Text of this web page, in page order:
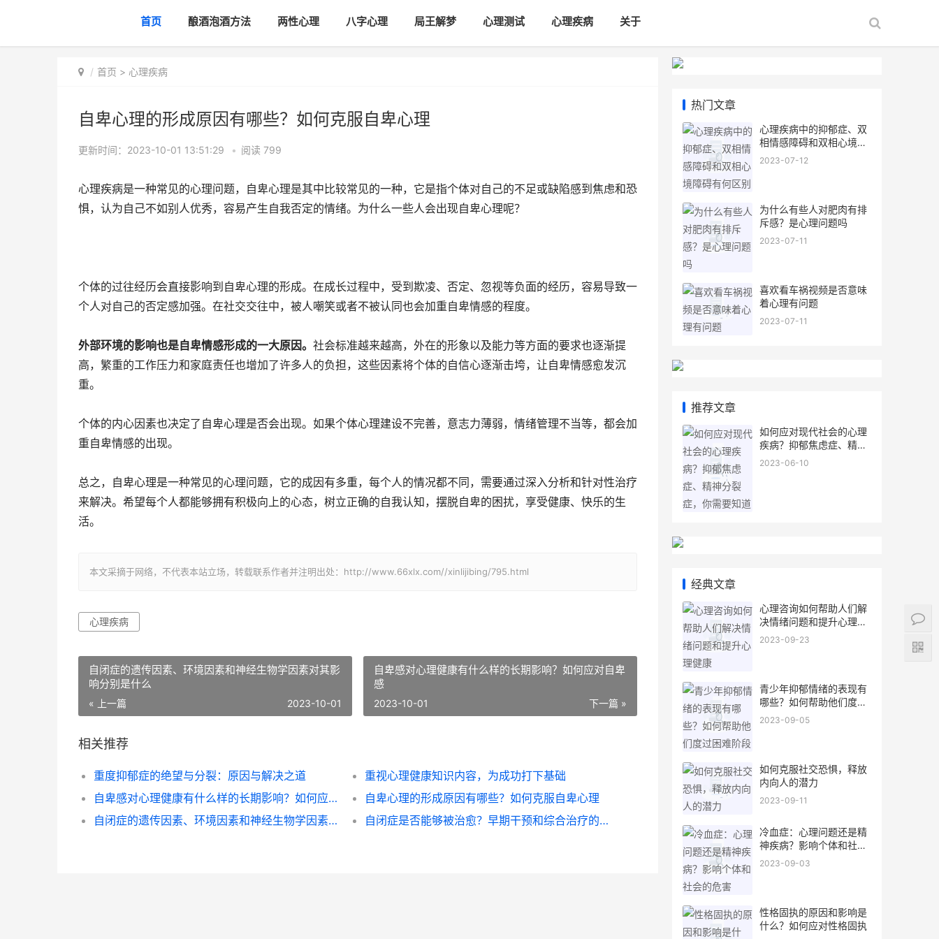
首页 酿酒泡酒方法 两性心理 八字心理 局王解梦 心理测试 心理疾病 关于
首页 > 心理疾病
自卑心理的形成原因有哪些？如何克服自卑心理
更新时间：2023-10-01 13:51:29 • 阅读 799
心理疾病是一种常见的心理问题，自卑心理是其中比较常见的一种，它是指个体对自己的不足或缺陷感到焦虑和恐
惧，认为自己不如别人优秀，容易产生自我否定的情绪。为什么一些人会出现自卑心理呢？
个体的过往经历会直接影响到自卑心理的形成。在成长过程中，受到欺凌、否定、忽视等负面的经历，容易导致一
个人对自己的否定感加强。在社交交往中，被人嘲笑或者不被认同也会加重自卑情感的程度。
外部环境的影响也是自卑情感形成的一大原因。 社会标准越来越高，外在的形象以及能力等方面的要求也逐渐提
高，繁重的工作压力和家庭责任也增加了许多人的负担，这些因素将个体的自信心逐渐击垮，让自卑情感愈发沉
重。
个体的内心因素也决定了自卑心理是否会出现。如果个体心理建设不完善，意志力薄弱，情绪管理不当等，都会加
重自卑情感的出现。
总之，自卑心理是一种常见的心理问题，它的成因有多重，每个人的情况都不同，需要通过深入分析和针对性治疗
来解决。希望每个人都能够拥有积极向上的心态，树立正确的自我认知，摆脱自卑的困扰，享受健康、快乐的生
活。
本文采摘于网络，不代表本站立场，转载联系作者并注明出处：http://www.66xlx.com//xinlijibing/795.html
心理疾病
自闭症的遗传因素、环境因素和神经生物学因素对其影
响分别是什么
« 上一篇 2023-10-01
自卑感对心理健康有什么样的长期影响？如何应对自卑
感
下一篇 »
2023-10-01
相关推荐
重度抑郁症的绝望与分裂：原因与解决之道
重视心理健康知识内容，为成功打下基础
自卑感对心理健康有什么样的长期影响？如何应对自卑感
自卑心理的形成原因有哪些？如何克服自卑心理
自闭症的遗传因素、环境因素和神经生物学因素对其影响分别是什么
自闭症是否能够被治愈？早期干预和综合治疗的作用与方法
热门文章
心理疾病中的抑郁症、双
相情感障碍和双相心境障
碍有何区别
2023-07-12
为什么有些人对肥肉有排
斥感？是心理问题吗
2023-07-11
喜欢看车祸视频是否意味
着心理有问题
2023-07-11
推荐文章
如何应对现代社会的心理
疾病？抑郁焦虑症、精神
分裂症，你需要知道
2023-06-10
经典文章
心理咨询如何帮助人们解
决情绪问题和提升心理健
康
2023-09-23
青少年抑郁情绪的表现有
哪些？如何帮助他们度过
困难阶段
2023-09-05
如何克服社交恐惧，释放
内向人的潜力
2023-09-11
冷血症：心理问题还是精
神疾病？影响个体和社会
的危害
2023-09-03
性格固执的原因和影响是
什么？如何应对性格固执